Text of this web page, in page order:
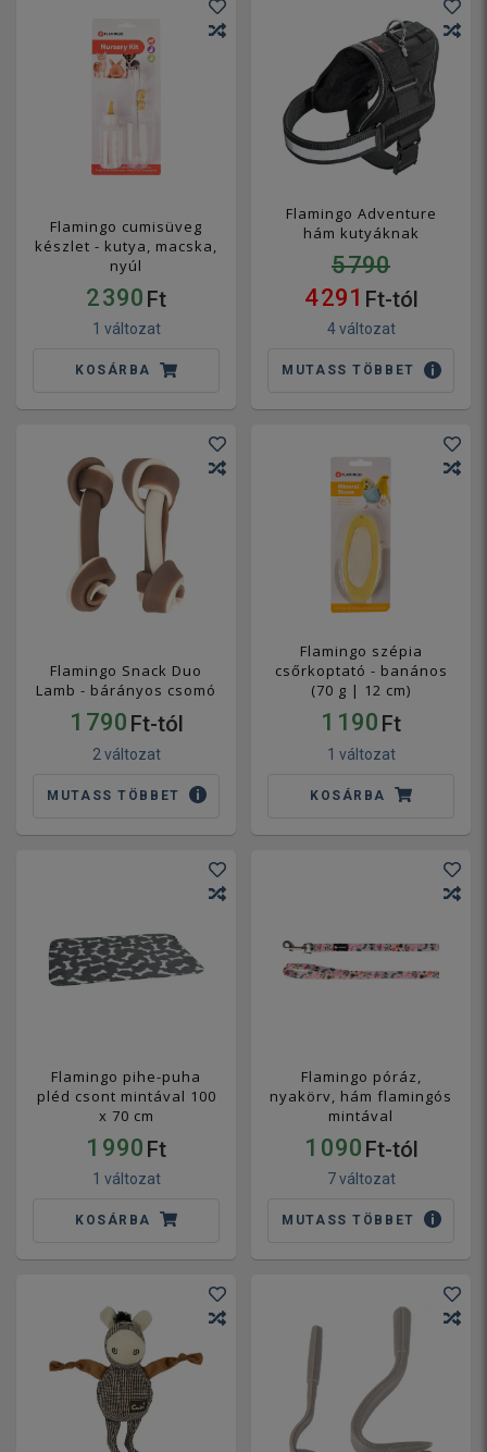
Flamingo cumisüveg
készlet - kutya, macska,
nyúl
2 390 Ft
1 változat
KOSÁRBA
Flamingo Adventure
hám kutyáknak
5 790
4 291 Ft-tól
4 változat
MUTASS TÖBBET
Flamingo Snack Duo
Lamb - bárányos csomó
1 790 Ft-tól
2 változat
MUTASS TÖBBET
Flamingo szépia
csőrkoptató - banános
(70 g | 12 cm)
1 190 Ft
1 változat
KOSÁRBA
Flamingo pihe-puha
pléd csont mintával 100
x 70 cm
1 990 Ft
1 változat
KOSÁRBA
Flamingo póráz,
nyakörv, hám flamingós
mintával
1 090 Ft-tól
7 változat
MUTASS TÖBBET